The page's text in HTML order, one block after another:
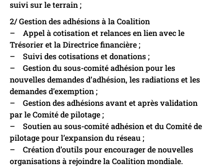
suivi sur le terrain ;
2/ Gestion des adhésions à la Coalition
– Appel à cotisation et relances en lien avec le
Trésorier et la Directrice financière ;
– Suivi des cotisations et donations ;
– Gestion du sous-comité adhésion pour les
nouvelles demandes d’adhésion, les radiations et les
demandes d’exemption ;
– Gestion des adhésions avant et après validation
par le Comité de pilotage ;
– Soutien au sous-comité adhésion et du Comité de
pilotage pour l’expansion du réseau ;
– Création d’outils pour encourager de nouvelles
organisations à rejoindre la Coalition mondiale.